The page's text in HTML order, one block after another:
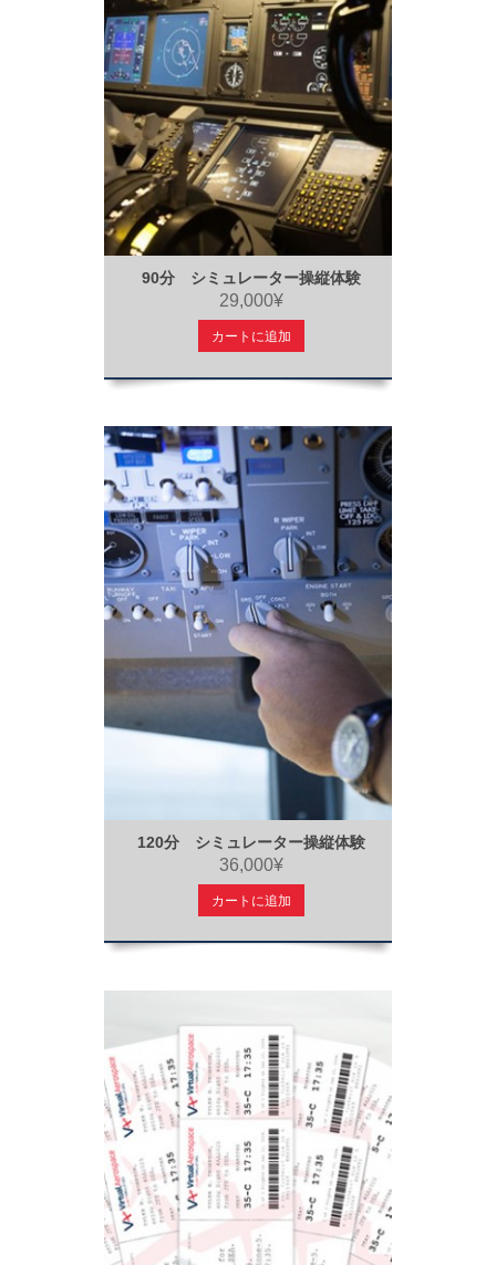
90分 シミュレーター操縦体験
29,000¥
カートに追加
120分 シミュレーター操縦体験
36,000¥
カートに追加